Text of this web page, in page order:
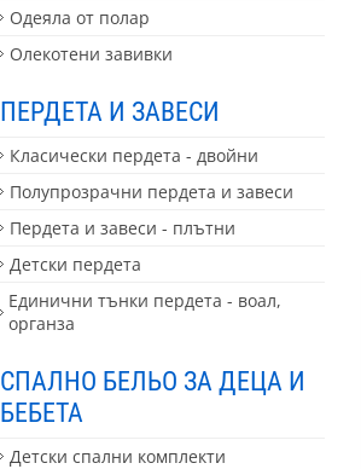
Одеяла от полар
Олекотени завивки
ПЕРДЕТА И ЗАВЕСИ
Класически пердета - двойни
Полупрозрачни пердета и завеси
Пердета и завеси - плътни
Детски пердета
Единични тънки пердета - воал,
органза
СПАЛНО БЕЛЬО ЗА ДЕЦА И
БЕБЕТА
Детски спални комплекти